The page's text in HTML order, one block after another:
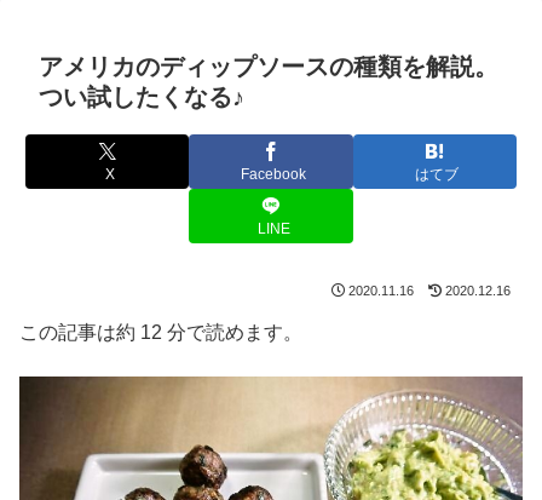
アメリカのディップソースの種類を解説。
つい試したくなる♪
X Facebook はてブ
LINE
2020.11.16 2020.12.16
この記事は約 12 分で読めます。